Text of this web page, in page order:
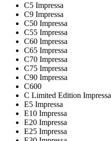
C5 Impressa
C9 Impressa
C50 Impressa
C55 Impressa
C60 Impressa
C65 Impressa
C70 Impressa
C75 Impressa
C90 Impressa
C600
C Limited Edition Impressa
E5 Impressa
E10 Impressa
E20 Impressa
E25 Impressa